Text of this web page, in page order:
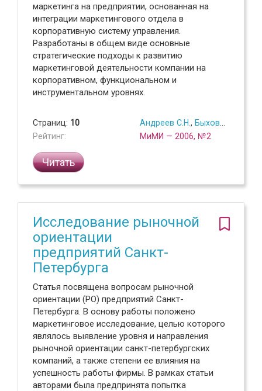
маркетинга на предприятии, основанная на
интеграции маркетингового отдела в
корпоративную систему управления.
Разработаны в общем виде основные
стратегические подходы к развитию
маркетинговой деятельности компании на
корпоративном, функциональном и
инструментальном уровнях.
Страниц: 10
Рейтинг:
Андреев С.Н. , Быховец С.Н.
МиМИ — 2006, №2
Читать
Исследование рыночной
ориентации
предприятий Санкт-
Петербурга
Статья посвящена вопросам рыночной
ориентации (РО) предприятий Санкт-
Петербурга. В основу работы положено
маркетинговое исследование, целью которого
являлось выявление уровня и направления
рыночной ориентации санкт-петербургских
компаний, а также степени ее влияния на
успешность работы фирмы. В рамках статьи
авторами была предпринята попытка